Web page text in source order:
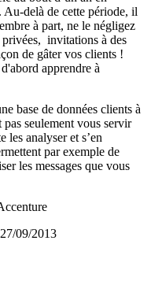
Au-delà de cette période, il
à part, ne le négligez
privées, invitations à des
de gâter vos clients !
apprendre à
base de données clients à
seulement vous servir
les analyser et s’en
par exemple de
les messages que vous
27/09/2013